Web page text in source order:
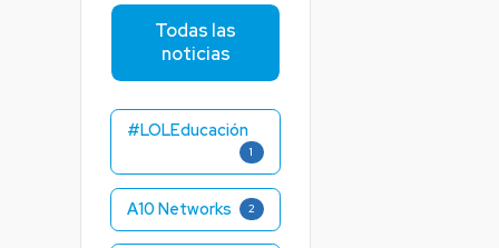
Pequeñas y Medianas Empresas
Proveedores de Servicios
Todas las
noticias
#LOLEducación
1
A10 Networks 2